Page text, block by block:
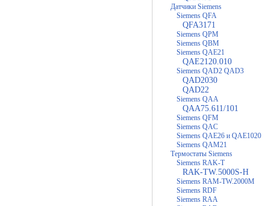
Датчики Siemens
Siemens QFA
QFA3171
Siemens QPM
Siemens QBM
Siemens QAE21
QAE2120.010
Siemens QAD2 QAD3
QAD2030
QAD22
Siemens QAA
QAA75.611/101
Siemens QFM
Siemens QAC
Siemens QAE26 и QAE1020
Siemens QAM21
Термостаты Siemens
Siemens RAK-T
RAK-TW.5000S-H
Siemens RAM-TW.2000M
Siemens RDF
Siemens RAA